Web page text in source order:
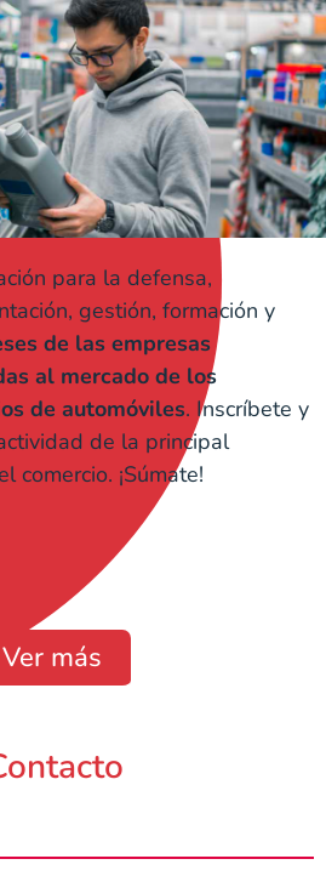
para la defensa,
gestión, formación y
de las empresas
al mercado de los
de automóviles. Inscríbete y
de la principal
comercio. ¡Súmate!
Ver más